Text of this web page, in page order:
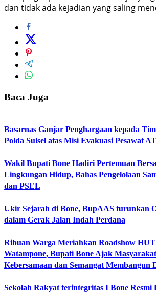
dan tidak ada kejadian yang saling
Baca Juga
Basarnas Ganjar Penghargaan kepada
Polda Sulsel atas Misi Evakuasi Pesawat
Wakil Bupati Bone Hadiri Pertemuan
Lingkungan Hidup, Bahas Pengelolaan
dan PSEL
Ukir Sejarah di Bone, BupAAS turunkan
dalam Gerak Jalan Indah Perdana
Ribuan Warga Meriahkan Roadshow
Watampone, Bupati Bone Ajak
Kebersamaan dan Semangat Membangun
Sekolah Rakyat terintegritas I Bone